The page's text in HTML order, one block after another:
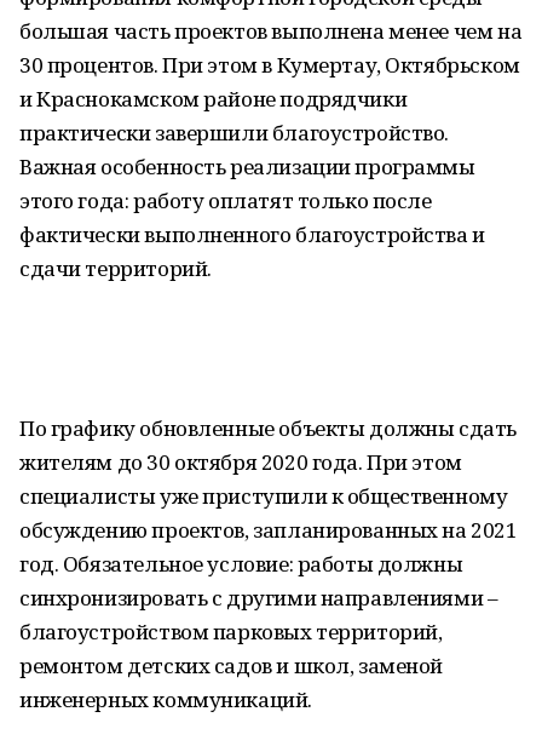
большая часть проектов выполнена менее чем на
30 процентов. При этом в Кумертау, Октябрьском
и Краснокамском районе подрядчики
практически завершили благоустройство.
Важная особенность реализации программы
этого года: работу оплатят только после
фактически выполненного благоустройства и
сдачи территорий.
По графику обновленные объекты должны сдать
жителям до 30 октября 2020 года. При этом
специалисты уже приступили к общественному
обсуждению проектов, запланированных на 2021
год. Обязательное условие: работы должны
синхронизировать с другими направлениями –
благоустройством парковых территорий,
ремонтом детских садов и школ, заменой
инженерных коммуникаций.